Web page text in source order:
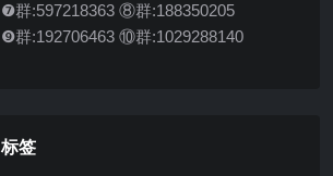
❼群:597218363 ⑧群:188350205
❾群:192706463 ⑩群:1029288140
标签